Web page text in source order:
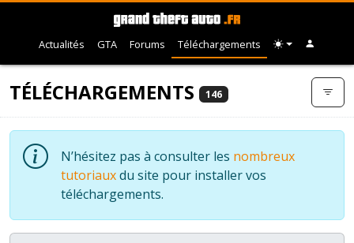
Actualités GTA Forums Téléchargements
TÉLÉCHARGEMENTS 146
N’hésitez pas à consulter les nombreux
tutoriauxdu site pour installer vos
téléchargements.